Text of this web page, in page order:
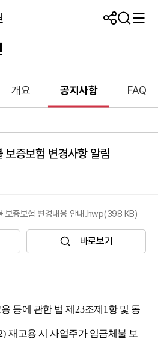
개요 공지사항 FAQ
보증보험 변경사항 알림
보증보험 변경내용 안내.hwp(398 KB)
바로보기
등에 관한 법 제 23조제 1 항 및 동
재고용 시 사업주가 임금체불 보